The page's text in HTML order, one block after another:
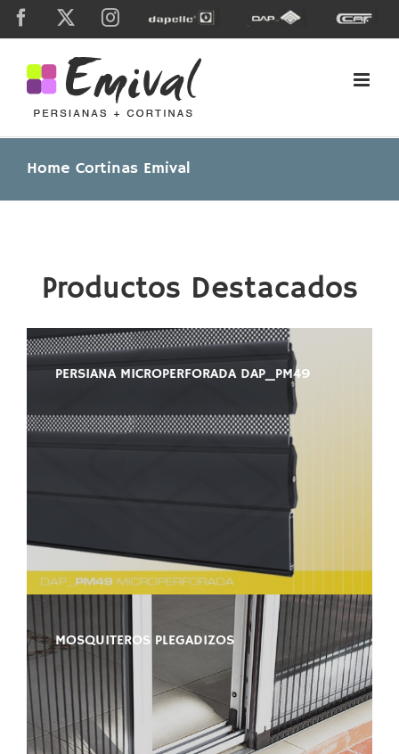
Skip
Facebook Instagram
Dapelle
Grupo
Dap
Caf
Home Cortinas Emival
Productos Destacados
PERSIANA MICROPERFORADA DAP_PM49
MOSQUITEROS PLEGADIZOS